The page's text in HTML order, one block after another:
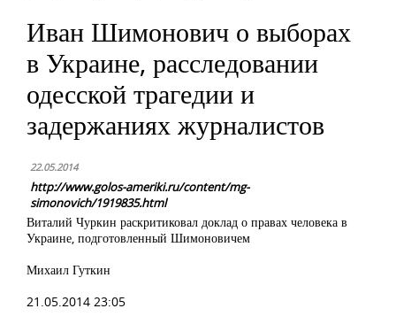
Иван Шимонович о выборах
в Украине, расследовании
одесской трагедии и
задержаниях журналистов
22.05.2014
http://www.golos-ameriki.ru/content/mg-
simonovich/1919835.html
Виталий Чуркин раскритиковал доклад о правах человека в
Украине, подготовленный Шимоновичем
Михаил Гуткин
21.05.2014 23:05